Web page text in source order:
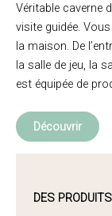
Véritable caverne
visite guidée.
la maison. De
la salle de jeu, la
est équipée de
Découvrir
DES